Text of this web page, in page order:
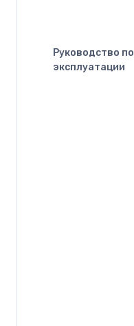
Руководство по
эксплуатации